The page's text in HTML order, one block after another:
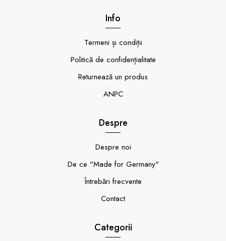
Info
Termeni și condiții
Politică de confidențialitate
Returnează un produs
ANPC
Despre
Despre noi
De ce "Made for Germany"
Întrebări frecvente
Contact
Categorii